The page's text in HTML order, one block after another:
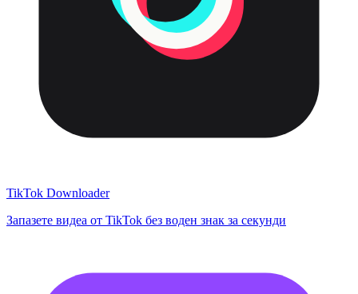
TikTok Downloader
Запазете видеа от TikTok без воден знак за секунди